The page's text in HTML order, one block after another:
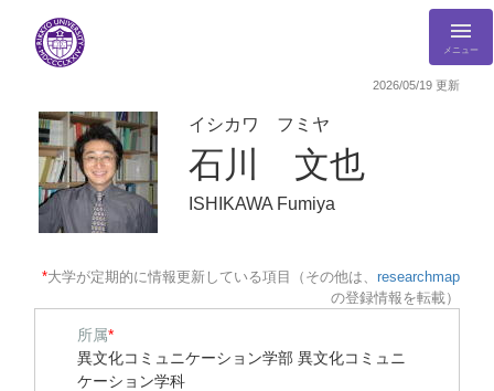
メニュー
2026/05/19 更新
イシカワ フミヤ
石川 文也
ISHIKAWA Fumiya
*大学が定期的に情報更新している項目（その他は、 researchmap
の登録情報を転載）
所属*
異文化コミュニケーション学部 異文化コミュニ
ケーション学科